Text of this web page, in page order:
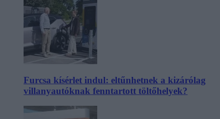
Furcsa kísérlet indul: eltűnhetnek a kizárólag
villanyautóknak fenntartott töltőhelyek?